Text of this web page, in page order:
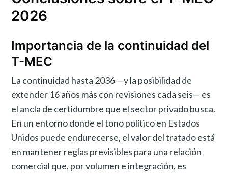
2026
Importancia de la continuidad del
T-MEC
La continuidad hasta 2036 —y la posibilidad de
extender 16 años más con revisiones cada seis— es
el ancla de certidumbre que el sector privado busca.
En un entorno donde el tono político en Estados
Unidos puede endurecerse, el valor del tratado está
en mantener reglas previsibles para una relación
comercial que, por volumen e integración, es